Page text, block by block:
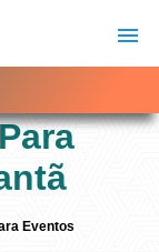
Eventos